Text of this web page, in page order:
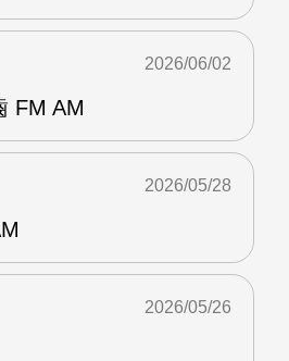
FM AM
2026/06/02
2026/05/28
2026/05/26